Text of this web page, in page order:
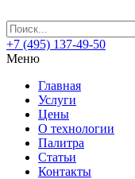
+7 (495) 137-49-50
Меню
Главная
Услуги
Цены
О технологии
Палитра
Статьи
Контакты